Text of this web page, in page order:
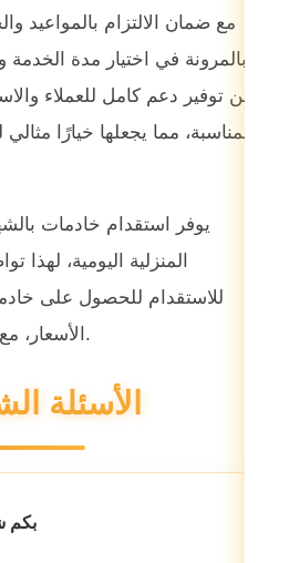
مع ضمان الالتزام بالمواعيد
بالمرونة في اختيار مدة الخدمة
عن توفير دعم كامل للعملاء
المناسبة، مما يجعلها خيارًا
يوفر استقدام خادمات
المنزلية اليومية، لهذا
للاستقدام للحصول على
الأسعار، مع ضمان الالتزام والجودة.
الأسئلة
بكم